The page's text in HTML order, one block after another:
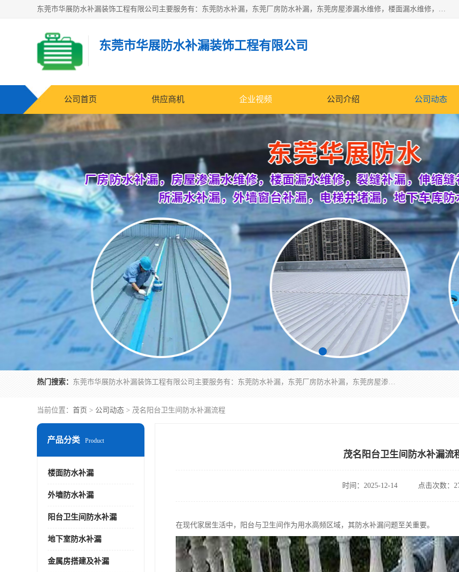
东莞市华展防水补漏装饰工程有限公司主要服务有：东莞防水补漏，东莞厂房防水补漏，东莞房屋渗漏水维修，楼面漏水维修，裂缝补漏，伸缩缝补漏，卫生间防水改造，厕所漏水补漏，外墙窗台补漏，电梯井堵漏，地下车库防水引水工程等
东莞市华展防水补漏装饰工程有限公司
公司首页 供应商机 企业视频 公司介绍 公司动态
热门搜索： 东莞市华展防水补漏装饰工程有限公司主要服务有：东莞防水补漏，东莞厂房防水补漏，东莞房屋渗漏水维修，楼面漏水维修，裂缝补漏，伸缩缝补漏，卫生间防水改造，厕所漏水补漏，外墙窗台补漏，电梯井堵漏，地下车库防水引水工程等
当前位置： 首页 > 公司动态 > 茂名阳台卫生间防水补漏流程
产品分类 Product
楼面防水补漏
外墙防水补漏
阳台卫生间防水补漏
地下室防水补漏
金属房搭建及补漏
茂名阳台卫生间防水补漏流
时间：2025-12-14 点击次数：
在现代家居生活中，阳台与卫生间作为用水高频区域，其防水补漏问题至关重要。